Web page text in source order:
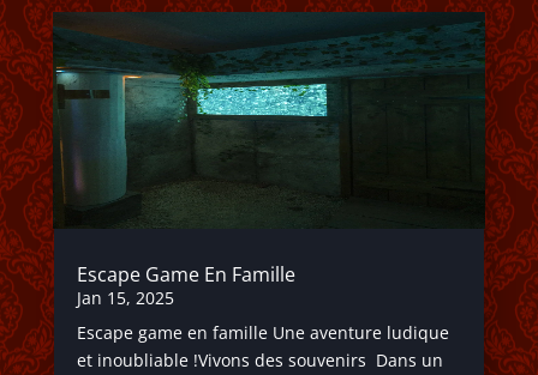
Escape Game En Famille
Jan 15, 2025
Escape game en famille Une aventure ludique
et inoubliable !Vivons des souvenirs Dans un